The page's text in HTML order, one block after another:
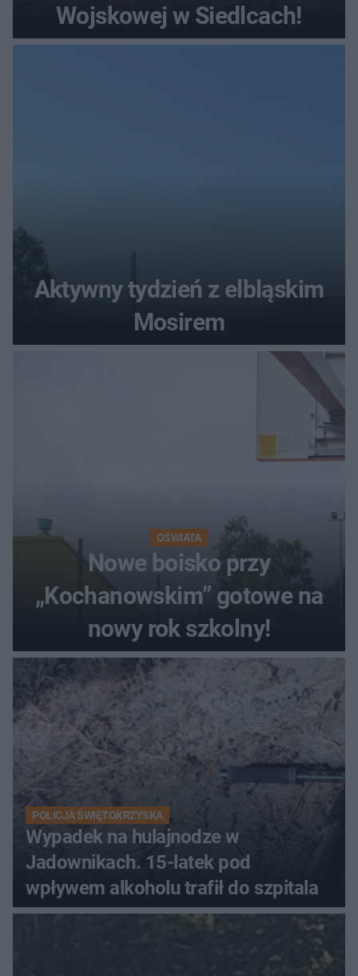
Wojskowej w Siedlcach!
Aktywny tydzień z elbląskim
Mosirem
OŚWIATA
Nowe boisko przy
„Kochanowskim” gotowe na
nowy rok szkolny!
POLICJA ŚWIĘTOKRZYSKA
Wypadek na hulajnodze w
Jadownikach. 15-latek pod
wpływem alkoholu trafił do szpitala